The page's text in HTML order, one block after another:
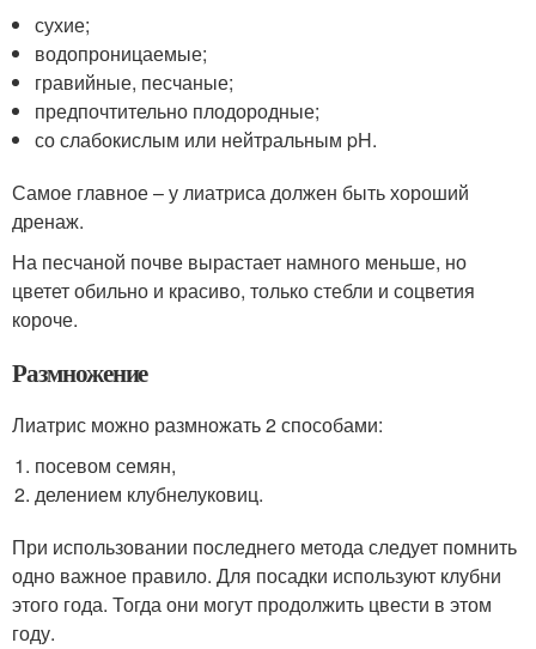
сухие;
водопроницаемые;
гравийные, песчаные;
предпочтительно плодородные;
со слабокислым или нейтральным pH.
Самое главное – у лиатриса должен быть хороший
дренаж.
На песчаной почве вырастает намного меньше, но
цветет обильно и красиво, только стебли и соцветия
короче.
Размножение
Лиатрис можно размножать 2 способами:
посевом семян,
делением клубнелуковиц.
При использовании последнего метода следует помнить
одно важное правило. Для посадки используют клубни
этого года. Тогда они могут продолжить цвести в этом
году.